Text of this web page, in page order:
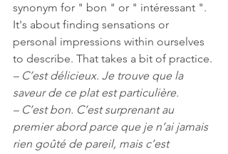
synonym for " bon " or " intéressant ".
It's about finding sensations or
personal impressions within ourselves
to describe. That takes a bit of practice.
– C’est délicieux. Je trouve que la
saveur de ce plat est particulière.
– C’est bon. C’est surprenant au
premier abord parce que je n’ai jamais
rien goûté de pareil, mais c’est